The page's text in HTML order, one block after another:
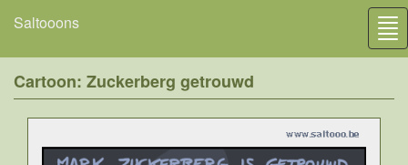
Saltooons
Cartoon: Zuckerberg getrouwd